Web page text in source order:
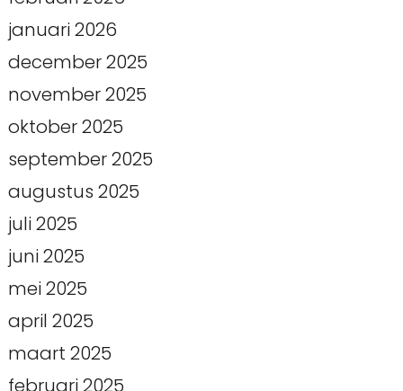
januari 2026
december 2025
november 2025
oktober 2025
september 2025
augustus 2025
juli 2025
juni 2025
mei 2025
april 2025
maart 2025
februari 2025